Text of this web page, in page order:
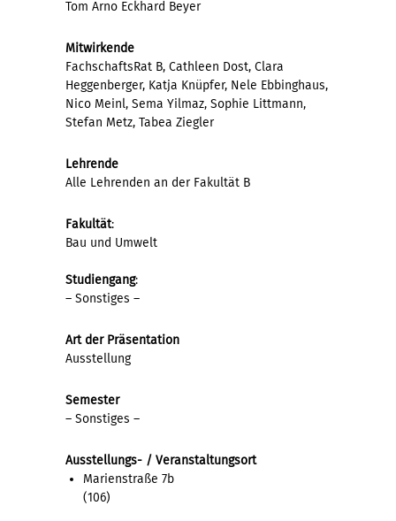
Tom Arno Eckhard Beyer
Mitwirkende
FachschaftsRat B, Cathleen Dost, Clara
Heggenberger, Katja Knüpfer, Nele Ebbinghaus,
Nico Meinl, Sema Yilmaz, Sophie Littmann,
Stefan Metz, Tabea Ziegler
Lehrende
Alle Lehrenden an der Fakultät B
Fakultät:
Bau und Umwelt
Studiengang:
– Sonstiges –
Art der Präsentation
Ausstellung
Semester
– Sonstiges –
Ausstellungs- / Veranstaltungsort
Marienstraße 7b
(106)